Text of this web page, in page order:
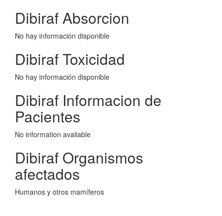
Dibiraf Absorcion
No hay información disponible
Dibiraf Toxicidad
No hay información disponible
Dibiraf Informacion de
Pacientes
No information avaliable
Dibiraf Organismos
afectados
Humanos y otros mamíferos